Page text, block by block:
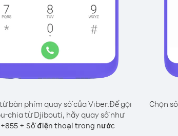
bàn phím quay số của Viber.Để gọi
chia từ Djibouti, hãy quay số như
+855 + Số điện thoại trong nước
Chọn